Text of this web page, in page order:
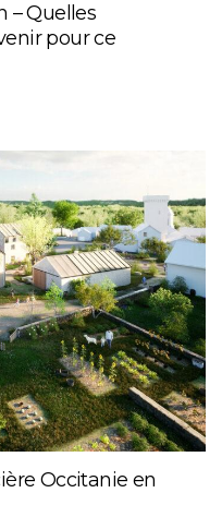
– Quelles
pour ce
Occitanie en